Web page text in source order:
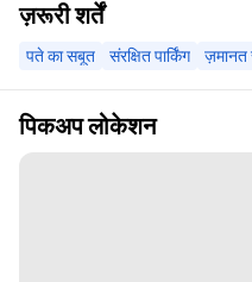
ज़रूरी शर्तें
पते का सबूत संरक्षित पार्किंग ज़मानत
पिकअप लोकेशन